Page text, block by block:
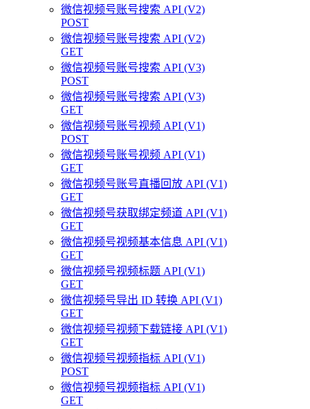
微信视频号账号搜索 API (V2)
POST
微信视频号账号搜索 API (V2)
GET
微信视频号账号搜索 API (V3)
POST
微信视频号账号搜索 API (V3)
GET
微信视频号账号视频 API (V1)
POST
微信视频号账号视频 API (V1)
GET
微信视频号账号直播回放 API (V1)
GET
微信视频号获取绑定频道 API (V1)
GET
微信视频号视频基本信息 API (V1)
GET
微信视频号视频标题 API (V1)
GET
微信视频号导出 ID 转换 API (V1)
GET
微信视频号视频下载链接 API (V1)
GET
微信视频号视频指标 API (V1)
POST
微信视频号视频指标 API (V1)
GET